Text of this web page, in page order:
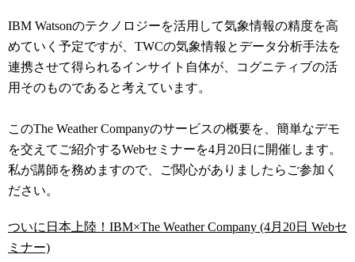
IBM Watsonのテクノロジーを活用して気象情報の精度を高
めていく予定ですが、TWCの気象情報とデータ分析手法を
連携させて得られるインサイト自体が、コグニティブの活
用そのものであると考えています。
このThe Weather Companyのサービスの概要を、簡単なデモ
を交えてご紹介するWebセミナーを4月20日に開催します。
私が講師を務めますので、ご関心がありましたらご参加く
ださい。
ついに日本上陸！IBM×The Weather Company (4月20日 Webセ
ミナー)